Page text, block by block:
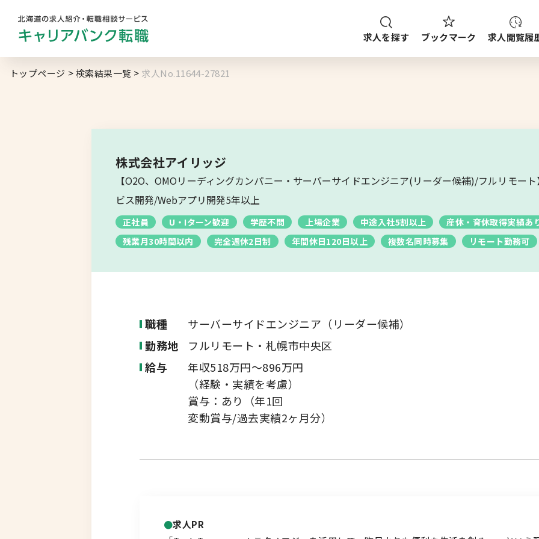
求人を探す ブックマーク 求人閲覧履
コンサルタント紹介
北海道へのU・Iターン向け転職情報
キャリアマップ
転職の体験談
転職と年収のハナシ
求人を探す ブックマーク
運営会社について 企業担当者の方へ お問い合わせ
求人履歴はありません。
勤務地
札幌市
道央エリア
空知エリア
オホーツクエリア
後志エリア
胆振・日高エリア
トップページ 検索結果一覧 求人No.11644-27821
株式会社アイリッジ
【O2O、OMOリーディングカンパニー・サーバーサイドエンジニア(リーダー候補)/フルリモー
ビス開発/Webアプリ開発5年以上
正社員 U・Iターン歓迎 学歴不問 上場企業 中途入社5割以上
産休・育休取得実績あ
残業月30時間以内
完全週休2日制 年間休日120日以上 複数名同時募集 リモート勤務可
職種
サーバーサイドエンジニア（リーダー候補）
勤務地
フルリモート・札幌市中央区
給与
年収518万円～896万円
（経験・実績を考慮）
賞与：あり（年1回
変動賞与/過去実績2ヶ月分）
求人PR